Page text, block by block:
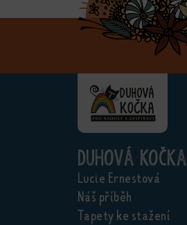
Duhová kočka
Lucie Ernestová
Náš příběh
Tapety ke stažení